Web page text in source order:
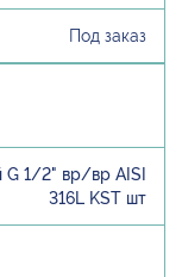
Под заказ
G 1/2" вр/вр AISI
316L KST шт